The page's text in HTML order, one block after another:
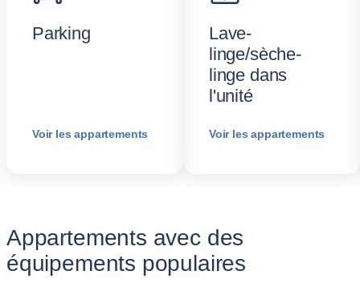
Parking
Voir les appartements
Lave-
linge/sèche-
linge dans
l'unité
Voir les appartements
Appartements avec des
équipements populaires